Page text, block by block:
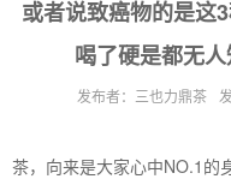
或者说致癌物的是这
喝了硬是都无
发布者：三也力鼎茶
茶，向来是大家心中NO.1的